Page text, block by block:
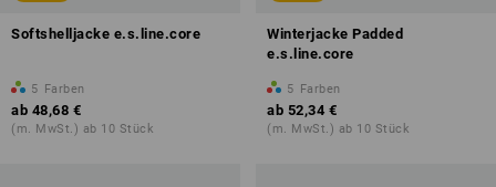
Softshelljacke e.s.line.core
5 Farben
ab 48,68 €
(m. MwSt.) ab 10 Stück
Winterjacke Padded
e.s.line.core
5 Farben
ab 52,34 €
(m. MwSt.) ab 10 Stück